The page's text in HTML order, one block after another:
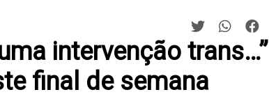
intervenção trans…”
final de semana